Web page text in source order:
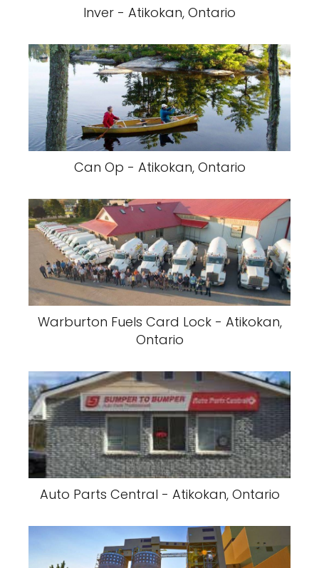
Inver - Atikokan, Ontario
Can Op - Atikokan, Ontario
Warburton Fuels Card Lock - Atikokan,
Ontario
Auto Parts Central - Atikokan, Ontario